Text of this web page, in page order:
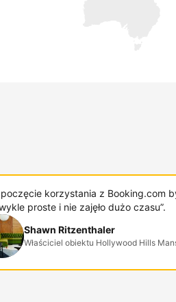
korzystania z Booking.com
proste i nie zajęło dużo czasu”.
Shawn Ritzenthaler
Właściciel obiektu Hollywood Hills